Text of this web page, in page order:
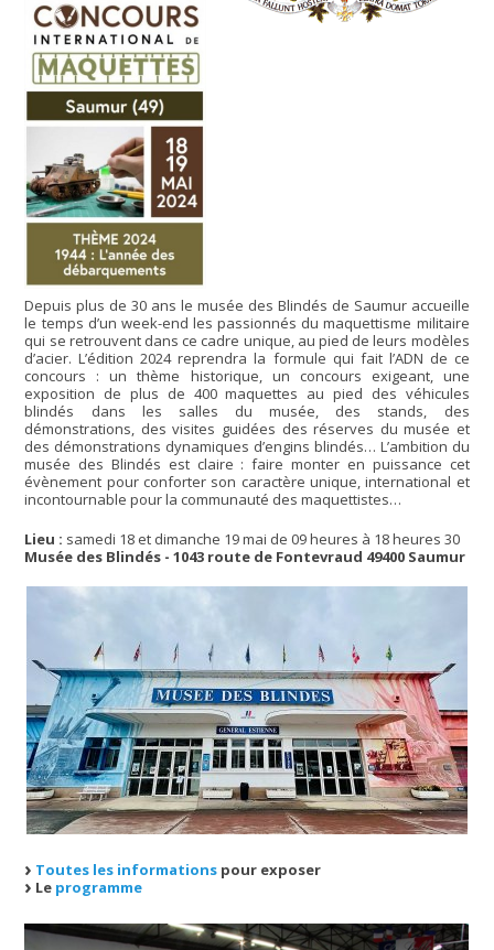
Depuis plus de 30 ans le musée des Blindés de Saumur accueille
le temps d’un week-end les passionnés du maquettisme militaire
qui se retrouvent dans ce cadre unique, au pied de leurs modèles
d’acier. L’édition 2024 reprendra la formule qui fait l’ADN de ce
concours : un thème historique, un concours exigeant, une
exposition de plus de 400 maquettes au pied des véhicules
blindés dans les salles du musée, des stands, des
démonstrations, des visites guidées des réserves du musée et
des démonstrations dynamiques d’engins blindés… L’ambition du
musée des Blindés est claire : faire monter en puissance cet
évènement pour conforter son caractère unique, international et
incontournable pour la communauté des maquettistes…
Lieu : samedi 18 et dimanche 19 mai de 09 heures à 18 heures 30
Musée des Blindés - 1043 route de Fontevraud 49400 Saumur
Toutes les informations pour exposer
Le programme